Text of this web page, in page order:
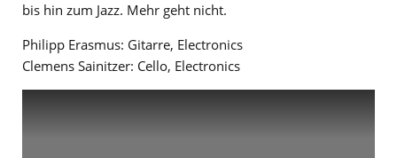
bis hin zum Jazz. Mehr geht nicht.
Philipp Erasmus: Gitarre, Electronics
Clemens Sainitzer: Cello, Electronics